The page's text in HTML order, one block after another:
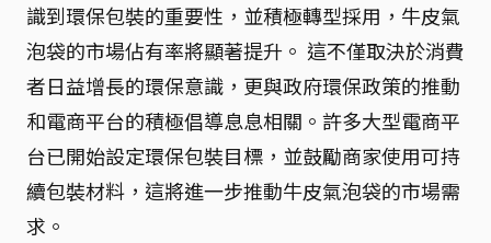
識到環保包裝的重要性，並積極轉型採用，牛皮氣
泡袋的市場佔有率將顯著提升。 這不僅取決於消費
者日益增長的環保意識，更與政府環保政策的推動
和電商平台的積極倡導息息相關。許多大型電商平
台已開始設定環保包裝目標，並鼓勵商家使用可持
續包裝材料，這將進一步推動牛皮氣泡袋的市場需
求。